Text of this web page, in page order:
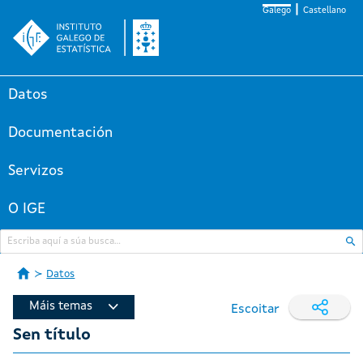
Galego Castellano
Datos
Documentación
Servizos
O IGE
Datos
Máis temas Escoitar
Sen título